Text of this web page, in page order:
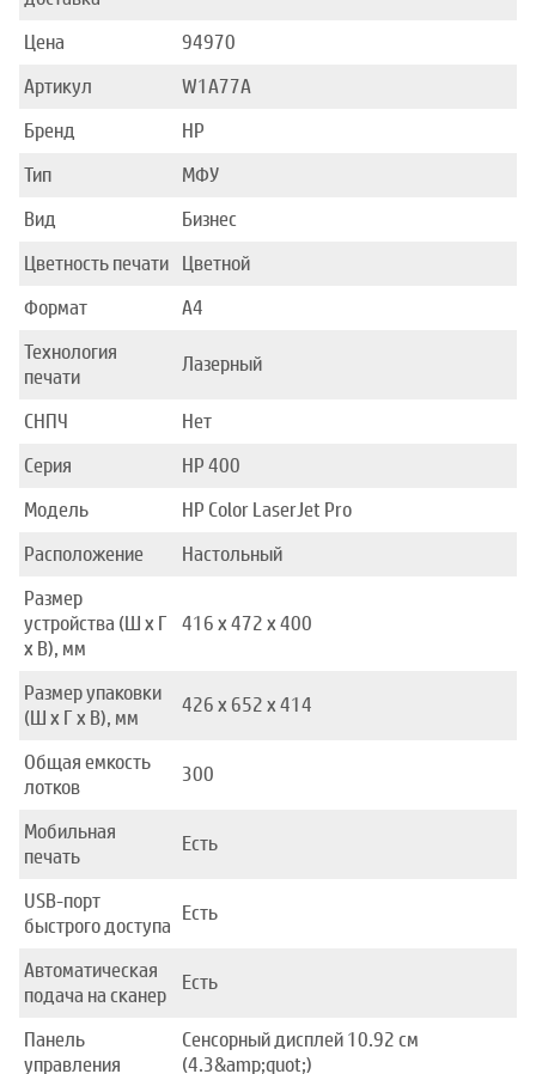
Цена
94970
Артикул
W1A77A
Бренд
HP
Тип
МФУ
Вид
Бизнес
Цветность печати Цветной
Формат
A4
Технология
печати
Лазерный
СНПЧ
Нет
Серия
HP 400
Модель
HP Color LaserJet Pro
Расположение
Настольный
Размер
устройства (Ш x Г
x В), мм
416 x 472 x 400
Размер упаковки
(Ш x Г x В), мм
426 x 652 x 414
Общая емкость
лотков
300
Мобильная
печать
Есть
USB-порт
быстрого доступа
Есть
Автоматическая
подача на сканер
Есть
Панель
управления
Сенсорный дисплей 10.92 см
(4.3&amp;quot;)